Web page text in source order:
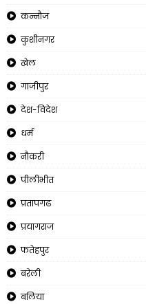
कन्नौज
कुशीनगर
खेल
गाजीपुर
देश-विदेश
धर्म
नौकरी
पीलीभीत
प्रतापगढ
प्रयागराज
फतेहपुर
बरेली
बलिया